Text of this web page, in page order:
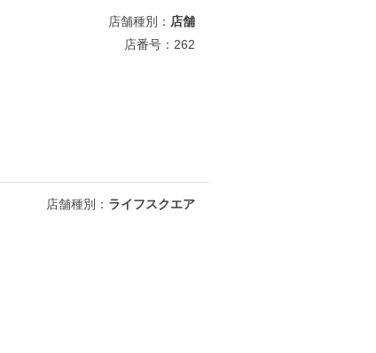
店舗種別： 店舗
店番号：262
店舗種別： ライフスクエア